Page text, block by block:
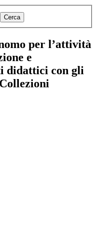
Cerca
per l’attività
e
didattici con gli